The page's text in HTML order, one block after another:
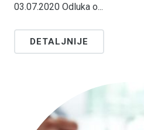
03.07.2020 Odluka o...
DETALJNIJE